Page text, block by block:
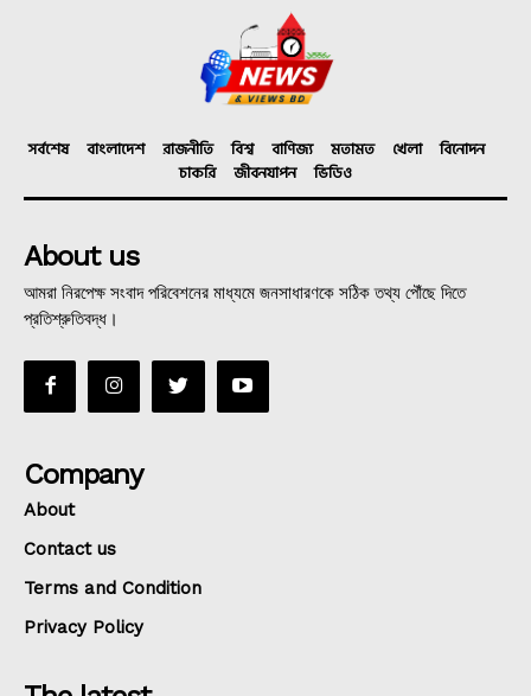
সর্বশেষ বাংলাদেশ রাজনীতি বিশ্ব বাণিজ্য মতামত খেলা
বিনোদন
চাকরি
জীবনযাপন ভিডিও
About us
আমরা নিরপেক্ষ সংবাদ পরিবেশনের মাধ্যমে জনসাধারণকে সঠিক তথ্য পৌঁছে দিতে
প্রতিশ্রুতিবদ্ধ।
Company
About
Contact us
Terms and Condition
Privacy Policy